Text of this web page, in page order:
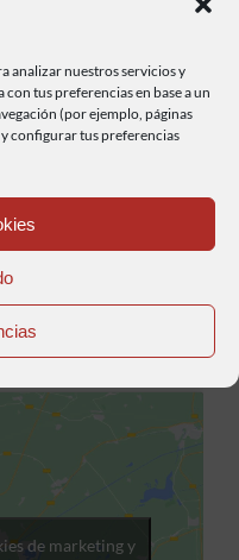
analizar nuestros servicios y
tus preferencias en base a un
(por ejemplo, páginas
configurar tus preferencias
el Sol por
de Antequera.
de marketing y